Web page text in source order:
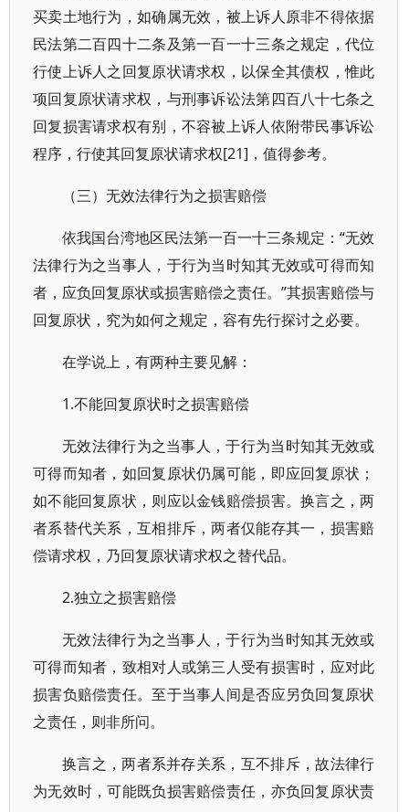
买卖土地行为，如确属无效，被上诉人原非不得依据
民法第二百四十二条及第一百一十三条之规定，代位
行使上诉人之回复原状请求权，以保全其债权，惟此
项回复原状请求权，与刑事诉讼法第四百八十七条之
回复损害请求权有别，不容被上诉人依附带民事诉讼
程序，行使其回复原状请求权[21]，值得参考。
（三）无效法律行为之损害赔偿
依我国台湾地区民法第一百一十三条规定：“无效
法律行为之当事人，于行为当时知其无效或可得而知
者，应负回复原状或损害赔偿之责任。”其损害赔偿与
回复原状，究为如何之规定，容有先行探讨之必要。
在学说上，有两种主要见解：
1.不能回复原状时之损害赔偿
无效法律行为之当事人，于行为当时知其无效或
可得而知者，如回复原状仍属可能，即应回复原状；
如不能回复原状，则应以金钱赔偿损害。换言之，两
者系替代关系，互相排斥，两者仅能存其一，损害赔
偿请求权，乃回复原状请求权之替代品。
2.独立之损害赔偿
无效法律行为之当事人，于行为当时知其无效或
可得而知者，致相对人或第三人受有损害时，应对此
损害负赔偿责任。至于当事人间是否应另负回复原状
之责任，则非所问。
换言之，两者系并存关系，互不排斥，故法律行
为无效时，可能既负损害赔偿责任，亦负回复原状责